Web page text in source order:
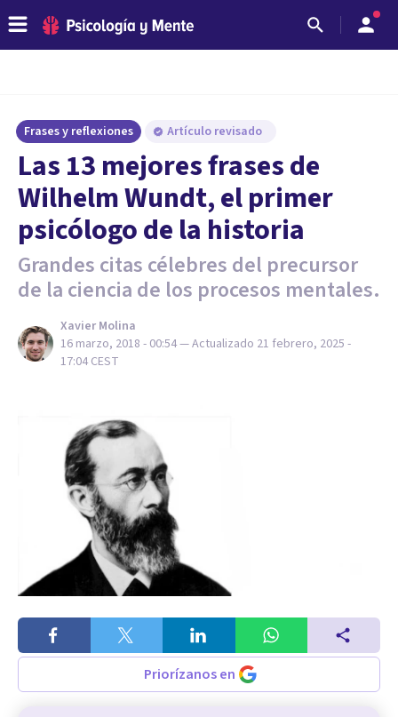
Frases y reflexiones Artículo revisado
Las 13 mejores frases de
Wilhelm Wundt, el primer
psicólogo de la historia
Grandes citas célebres del precursor
de la ciencia de los procesos mentales.
Xavier Molina
16 marzo, 2018 - 00:54— Actualizado 21 febrero, 2025 -
17:04 CEST
Priorízanos en